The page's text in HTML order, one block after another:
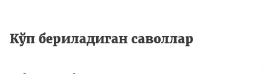
Кўп бериладиган саволлар